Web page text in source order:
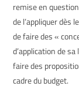
remise en
de l’appliquer dès
de faire des «
d’application de
faire des
cadre du budget.